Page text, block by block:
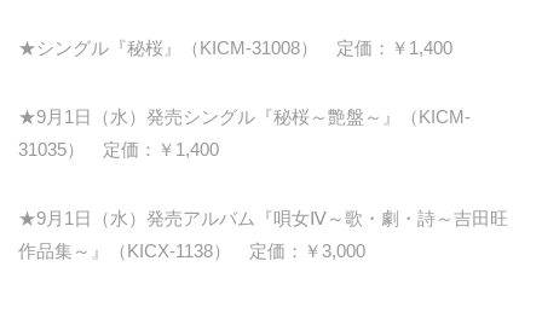
★シングル『秘桜』（KICM-31008） 定価：￥1,400
★9月1日（水）発売シングル『秘桜～艶盤～』（KICM-
31035） 定価：￥1,400
★9月1日（水）発売アルバム『唄女Ⅳ～歌・劇・詩～吉田旺
作品集～』（KICX-1138） 定価：￥3,000